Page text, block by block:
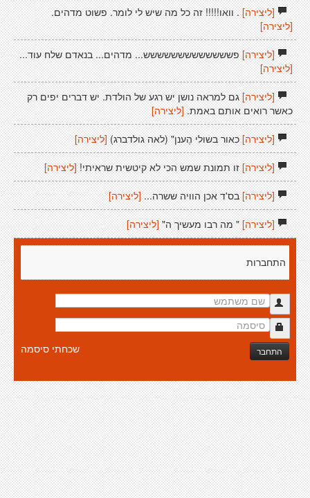
[ליצירה]. וואו!!!!! זה כל מה שיש לי לומר. פשוט מדהים.
[ליצירה]
[ליצירה]פששששששששששששש... מדהים... בנאדם שלח עוד...
[ליצירה]
[ליצירה]גם למראה נושן יש רגע של הולדת. יש דברים יפים רק
כאשר רואים אותם באמת. [ליצירה]
[ליצירה]כאור בשולי הֶענן" (לאה גולדברג) [ליצירה]
[ליצירה]זו תמונת שמש הכי לא קיטשית שראיתי! [ליצירה]
[ליצירה]בס'ד אכן הוויה ששרה... [ליצירה]
[ליצירה]" מה רבו מעשיך ה" [ליצירה]
התחברות
התחבר שכחתי סיסמה